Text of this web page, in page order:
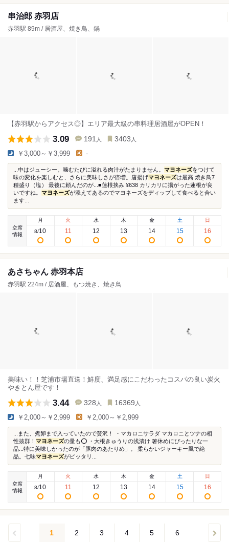
串治郎 赤羽店
赤羽駅 89m / 居酒屋、焼き鳥、鍋
【赤羽駅からアクセス◎】エリア最大級の串料理居酒屋がOPEN！
3.09 191 人 3403 人
￥3,000～￥3,999 -
...中はジューシー。噛むたびに溢れる肉汁がたまりません。 マヨネーズをつけて
味の変化を楽しむと、さらに美味しさが倍増。唐揚げマヨネーズは最高 焼き鳥7
種盛り（塩） 最後に頼んだのが...■蓮根挟み ¥638 カリカリに揚がった蓮根が良
いですね。 マヨネーズが添えてあるのでマヨネーズをディップして食べると合い
ます...
空席
情報
月
8/10
火
11
水
12
木
13
金
14
土
15
日
16
あさちゃん 赤羽本店
赤羽駅 224m / 居酒屋、もつ焼き、焼き鳥
美味い！！芝浦市場直送！鮮度、満足感にこだわったコスパの良い炭火
やきとん屋です！
3.44 328 人 16369 人
￥2,000～￥2,999 ￥2,000～￥2,999
...また、煮卵まで入っていたので贅沢！ ・マカロニサラダ マカロニとツナの相
性抜群！ マヨネーズの量も⭕️ ・大根きゅうりの浅漬け 箸休めにぴったりな一
品...特に美味しかったのが「豚肉のあたりめ」。 柔らかいジャーキー風で絶
品。七味マヨネーズがピッタリ...
空席
情報
月
8/10
火
11
水
12
木
13
金
14
土
15
日
16
1 2 3 4 5 6